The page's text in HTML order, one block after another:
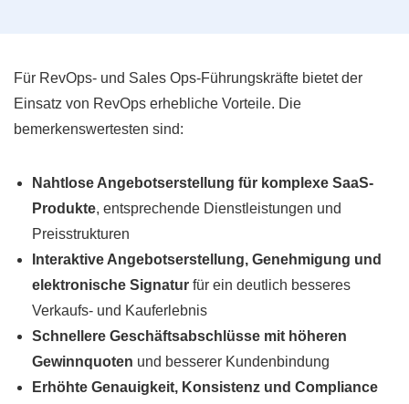
Für RevOps- und Sales Ops-Führungskräfte bietet der
Einsatz von RevOps erhebliche Vorteile. Die
bemerkenswertesten sind:
Nahtlose Angebotserstellung für komplexe SaaS-
Produkte, entsprechende Dienstleistungen und
Preisstrukturen
Interaktive Angebotserstellung, Genehmigung und
elektronische Signatur für ein deutlich besseres
Verkaufs- und Kauferlebnis
Schnellere Geschäftsabschlüsse mit höheren
Gewinnquoten und besserer Kundenbindung
Erhöhte Genauigkeit, Konsistenz und Compliance